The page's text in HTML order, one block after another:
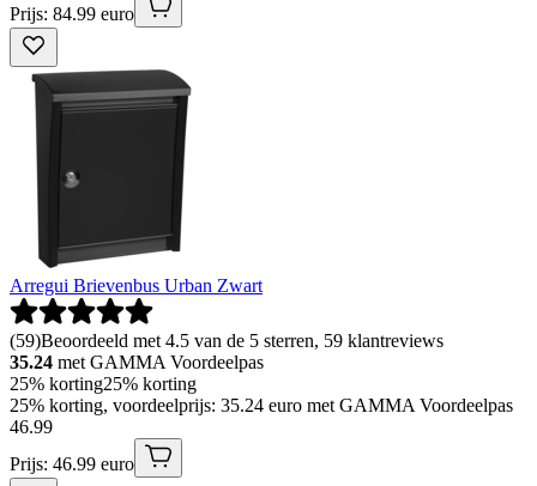
Prijs: 84.99 euro
Arregui Brievenbus Urban Zwart
(59)Beoordeeld met 4.5 van de 5 sterren, 59 klantreviews
35.24 met GAMMA Voordeelpas
25% korting25% korting
25% korting, voordeelprijs: 35.24 euro met GAMMA Voordeelpas
46.99
Prijs: 46.99 euro